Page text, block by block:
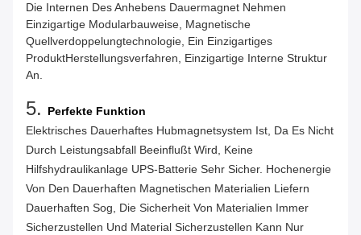
Die Internen Des Anhebens Dauermagnet Nehmen
Einzigartige Modularbauweise, Magnetische
Quellverdoppelungtechnologie, Ein Einzigartiges
ProduktHerstellungsverfahren, Einzigartige Interne Struktur
An.
5.
Perfekte Funktion
Elektrisches Dauerhaftes Hubmagnetsystem Ist, Da Es Nicht
Durch Leistungsabfall Beeinflußt Wird, Keine
Hilfshydraulikanlage UPS-Batterie Sehr Sicher. Hochenergie
Von Den Dauerhaften Magnetischen Materialien Liefern
Dauerhaften Sog, Die Sicherheit Von Materialien Immer
Sicherzustellen Und Material Sicherzustellen Kann Nur